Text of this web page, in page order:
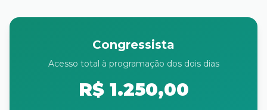
Congressista
Acesso total à programação dos dois dias
R$ 1.250,00